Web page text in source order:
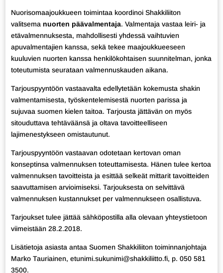
Nuorisomaajoukkueen toimintaa koordinoi Shakkiliiton
valitsema nuorten päävalmentaja. Valmentaja vastaa leiri- ja
etävalmennuksesta, mahdollisesti yhdessä vaihtuvien
apuvalmentajien kanssa, sekä tekee maajoukkueeseen
kuuluvien nuorten kanssa henkilökohtaisen suunnitelman, jonka
toteutumista seurataan valmennuskauden aikana.
Tarjouspyyntöön vastaavalta edellytetään kokemusta shakin
valmentamisesta, työskentelemisestä nuorten parissa ja
sujuvaa suomen kielen taitoa. Tarjousta jättävän on myös
sitouduttava tehtäväänsä ja oltava tavoitteelliseen
lajimenestykseen omistautunut.
Tarjouspyyntöön vastaavan odotetaan kertovan oman
konseptinsa valmennuksen toteuttamisesta. Hänen tulee kertoa
valmennuksen tavoitteista ja esittää selkeät mittarit tavoitteiden
saavuttamisen arvioimiseksi. Tarjouksesta on selvittävä
valmennuksen kustannukset per valmennukseen osallistuva.
Tarjoukset tulee jättää sähköpostilla alla olevaan yhteystietoon
viimeistään 28.2.2018.
Lisätietoja asiasta antaa Suomen Shakkiliiton toiminnanjohtaja
Marko Tauriainen, etunimi.sukunimi@shakkiliitto.fi, p. 050 581
3500.